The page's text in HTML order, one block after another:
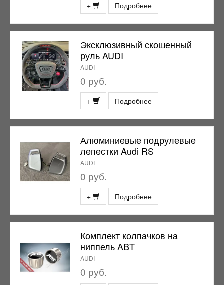
+ Подробнее
Эксклюзивный скошенный
руль AUDI
AUDI
0 руб.
+ Подробнее
Алюминиевые подрулевые
лепестки Audi RS
AUDI
0 руб.
+ Подробнее
Комплект колпачков на
ниппель ABT
AUDI
0 руб.